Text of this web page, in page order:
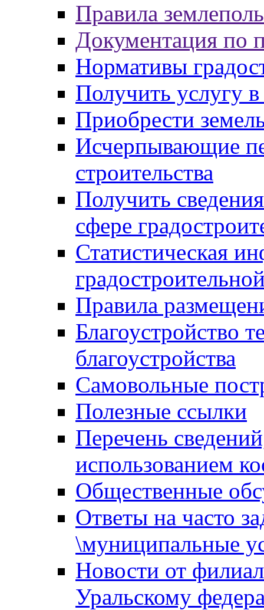
Правила
Документация по
Нормативы
Получить услугу в
Приобрести
Исчерпывающие
строительства
Получить
сфере
Статистическая
Правила
Благоустройство
благоустройства
Самовольные
Полезные ссылки
Перечень
использованием
Общественные
Ответы на часто
\муниципальные
Новости от
Уральскому